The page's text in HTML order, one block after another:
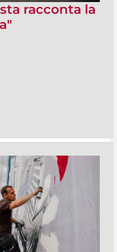
racconta la